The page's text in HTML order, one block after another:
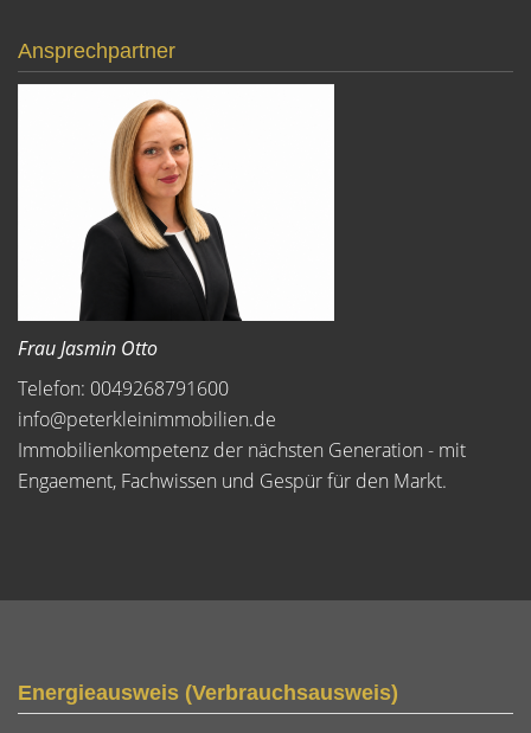
Ansprechpartner
Frau Jasmin Otto
Telefon: 0049268791600
info@peterkleinimmobilien.de
Immobilienkompetenz der nächsten Generation - mit
Engaement, Fachwissen und Gespür für den Markt.
Energieausweis (Verbrauchsausweis)